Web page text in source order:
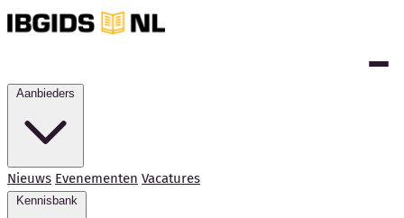
Nieuws Evenementen Vacatures